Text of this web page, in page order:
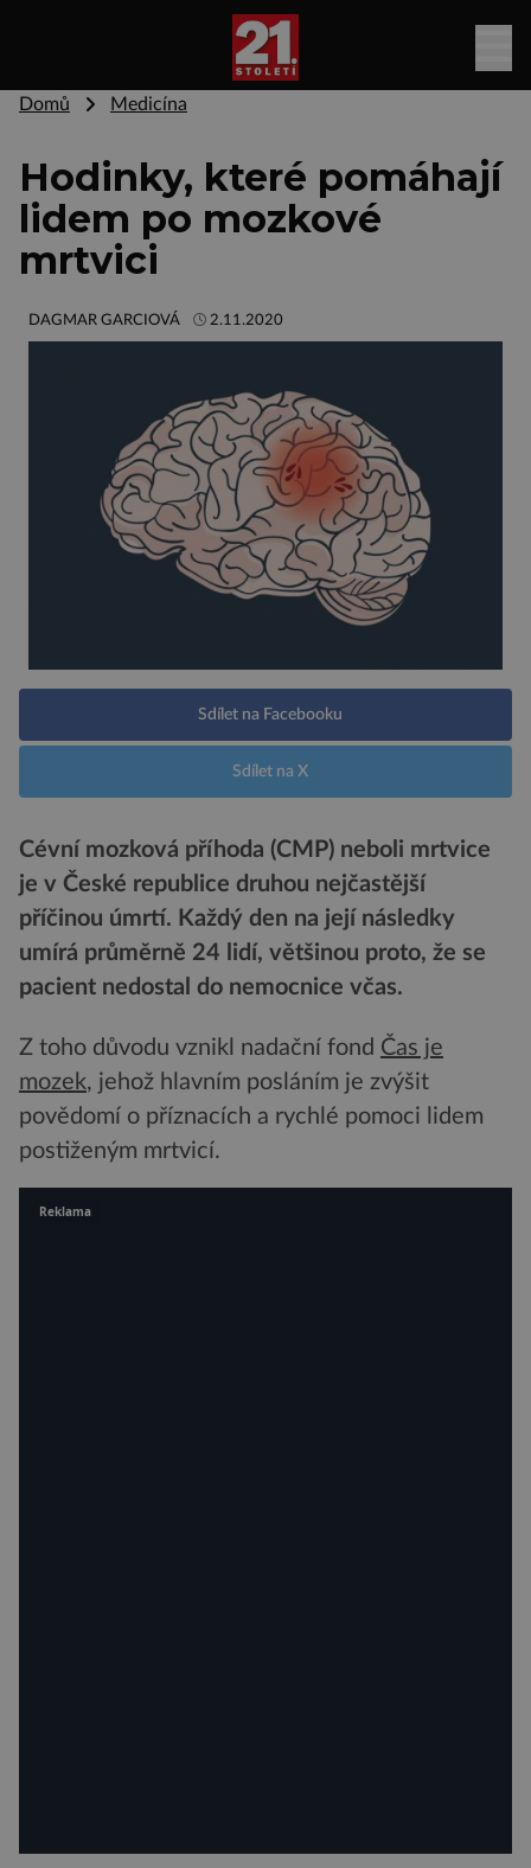
Domů Medicína
Hodinky, které pomáhají
lidem po mozkové
mrtvici
DAGMAR GARCIOVÁ 2.11.2020
Sdílet na Facebooku
Sdílet na X
Cévní mozková příhoda (CMP) neboli mrtvice
je v České republice druhou nejčastější
příčinou úmrtí. Každý den na její následky
umírá průměrně 24 lidí, většinou proto, že se
pacient nedostal do nemocnice včas.
Z toho důvodu vznikl nadační fond Čas je
mozek, jehož hlavním posláním je zvýšit
povědomí o příznacích a rychlé pomoci lidem
postiženým mrtvicí.
Reklama